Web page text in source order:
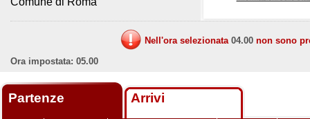
Nell'ora selezionata 04.00 non sono
Ora impostata: 05.00
Partenze Arrivi